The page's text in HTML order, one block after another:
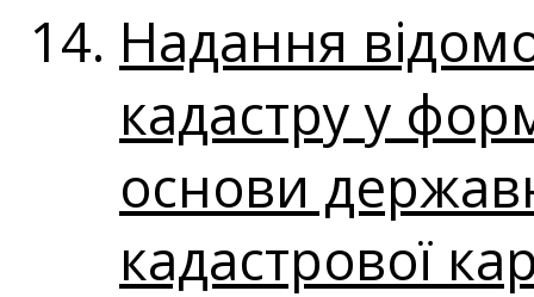
Надання
кадастру у
основи
кадастрової